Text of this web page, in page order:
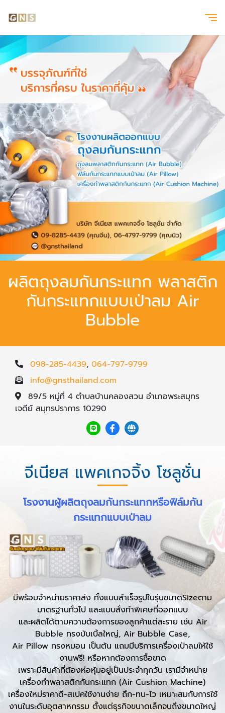
ผลิตถุงลมกันกระแทก พลาสติก
กันกระแทกแบบเป่าลม Air
Bubble
098-285-4439, 064-797-9799
info@gnsthailand.com
89/5 หมู่ที่ 4 ตำบลบ้านคลองสวน อำเภอพระสมุทร
เจดีย์ สมุทรปราการ 10290
จีเนียส แพคเกจจิ้ง โซลูชั่น
โรงงานผู้ผลิตถุงลมกันกระแทกหรือฟิล์มกัน
กระแทกแบบเป่าลม
มีพร้อมจำหน่ายราคาส่ง ทั้งแบบสำเร็จรูปในรุ่นขนาดSizeตาม
มาตรฐานทั่วไป และแบบสั่งทำพิเศษที่ออกแบบ
และผลิตได้ตามความต้องการของลูกค้าแต่ละราย เช่น Air
Bubble ทรงบับเบิ้ลใหญ่, Air Bubble Case,
Air Pillow ทรงหมอน เป็นต้น แถมมีบริการเครื่องเป่าลมให้ใช้
งานฟรี! หรือหากต้องการซื้อขาด
เพราะมีสินค้าที่ต้องห่อหุ้มอยู่เป็นประจำทุกวัน เรามีจำหน่าย
เครื่องทำพลาสติกกันกระแทก (Air Cushion Machine)
เครื่องใหม่ราคาดี-สเปคใช้งานง่าย ถึก-ทน-ไว เหมาะสมกับการใช้
งานในระดับอุตสาหกรรม ตั้งแต่ธุรกิจขนาดเล็กจนถึงขนาดใหญ่